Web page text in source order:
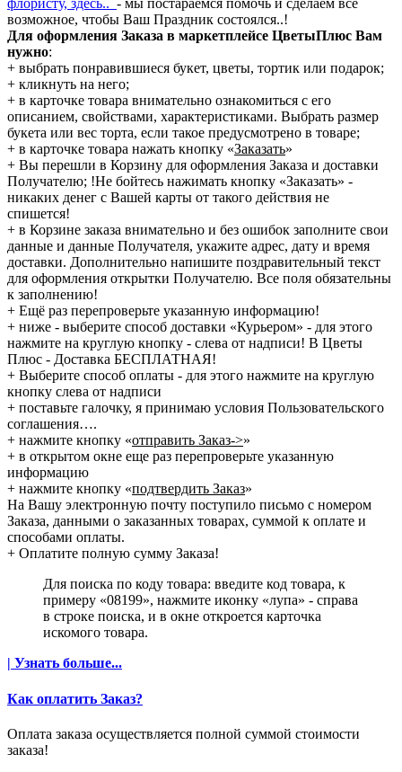
флористу, здесь.. - мы постараемся помочь и сделаем всё
возможное, чтобы Ваш Праздник состоялся..!
Для оформления Заказа в маркетплейсе ЦветыПлюс Вам
нужно:
+ выбрать понравившиеся букет, цветы, тортик или подарок;
+ кликнуть на него;
+ в карточке товара внимательно ознакомиться с его
описанием, свойствами, характеристиками. Выбрать размер
букета или вес торта, если такое предусмотрено в товаре;
+ в карточке товара нажать кнопку «Заказать»
+ Вы перешли в Корзину для оформления Заказа и доставки
Получателю; !Не бойтесь нажимать кнопку «Заказать» -
никаких денег с Вашей карты от такого действия не
спишется!
+ в Корзине заказа внимательно и без ошибок заполните свои
данные и данные Получателя, укажите адрес, дату и время
доставки. Дополнительно напишите поздравительный текст
для оформления открытки Получателю. Все поля обязательны
к заполнению!
+ Ещё раз перепроверьте указанную информацию!
+ ниже - выберите способ доставки «Курьером» - для этого
нажмите на круглую кнопку - слева от надписи! В Цветы
Плюс - Доставка БЕСПЛАТНАЯ!
+ Выберите способ оплаты - для этого нажмите на круглую
кнопку слева от надписи
+ поставьте галочку, я принимаю условия Пользовательского
соглашения….
+ нажмите кнопку «отправить Заказ->»
+ в открытом окне еще раз перепроверьте указанную
информацию
+ нажмите кнопку «подтвердить Заказ»
На Вашу электронную почту поступило письмо с номером
Заказа, данными о заказанных товарах, суммой к оплате и
способами оплаты.
+ Оплатите полную сумму Заказа!
Для поиска по коду товара: введите код товара, к
примеру «08199», нажмите иконку «лупа» - справа
в строке поиска, и в окне откроется карточка
искомого товара.
| Узнать больше...
Как оплатить Заказ?
Оплата заказа осуществляется полной суммой стоимости
заказа!